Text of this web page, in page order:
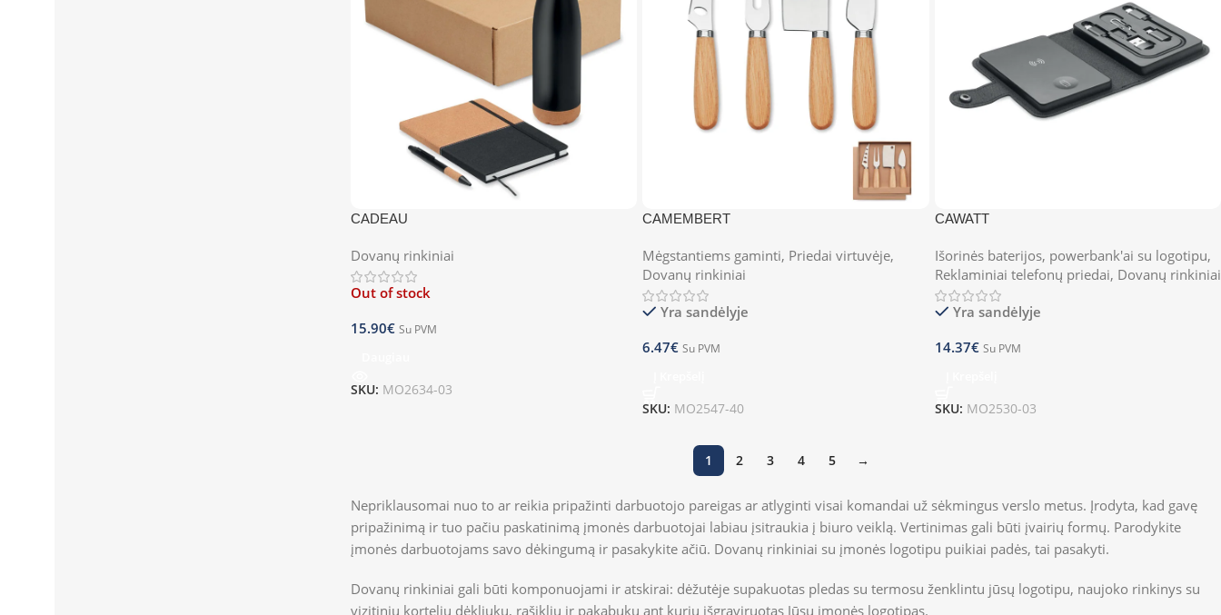
CADEAU
Dovanų rinkiniai
Out of stock
15.90€ Su PVM
SKU: MO2634-03
CAMEMBERT
Mėgstantiems gaminti, Priedai virtuvėje,
Dovanų rinkiniai
Yra sandėlyje
6.47€ Su PVM
SKU: MO2547-40
CAWATT
Išorinės baterijos, powerbank'ai su logotipu,
Reklaminiai telefonų priedai, Dovanų rinkiniai
Yra sandėlyje
14.37€ Su PVM
SKU: MO2530-03
1 2 3 4 5 →
Nepriklausomai nuo to ar reikia pripažinti darbuotojo pareigas ar atlyginti visai komandai už sėkmingus verslo metus. Įrodyta, kad gavę
pripažinimą ir tuo pačiu paskatinimą įmonės darbuotojai labiau įsitraukia į biuro veiklą. Vertinimas gali būti įvairių formų. Parodykite
įmonės darbuotojams savo dėkingumą ir pasakykite ačiū. Dovanų rinkiniai su įmonės logotipu puikiai padės, tai pasakyti.
Dovanų rinkiniai gali būti komponuojami ir atskirai: dėžutėje supakuotas pledas su termosu ženklintu jūsų logotipu, naujoko rinkinys su
vizitinių kortelių dėkliuku, rašikliu ir pakabuku ant kurių išgraviruotas Jūsų įmonės logotipas.